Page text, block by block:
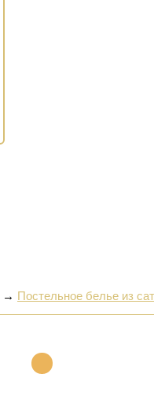
→ Постельное белье из